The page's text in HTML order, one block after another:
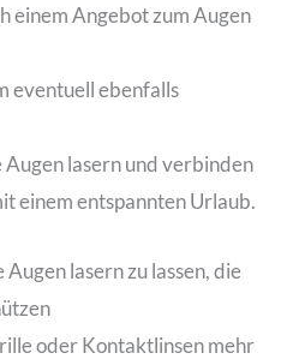
einem Angebot zum Augen
eventuell ebenfalls
lasern und verbinden
einem entspannten Urlaub.
lasern zu lassen, die
oder Kontaktlinsen mehr